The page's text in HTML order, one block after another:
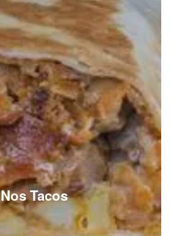
Nos Tacos